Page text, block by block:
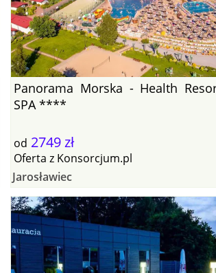
Panorama Morska - Health
SPA ****
od 2749 zł
Oferta z Konsorcjum.pl
Jarosławiec